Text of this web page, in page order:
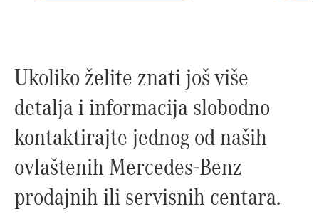
Ukoliko želite znati još više
detalja i informacija slobodno
kontaktirajte jednog od naših
ovlaštenih Mercedes-Benz
prodajnih ili servisnih centara.